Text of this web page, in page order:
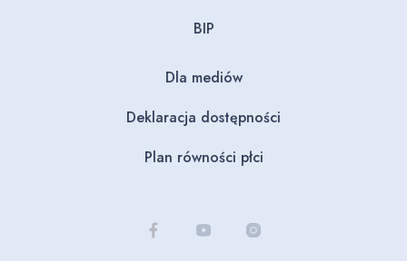
BIP
Dla mediów
Deklaracja dostępności
Plan równości płci